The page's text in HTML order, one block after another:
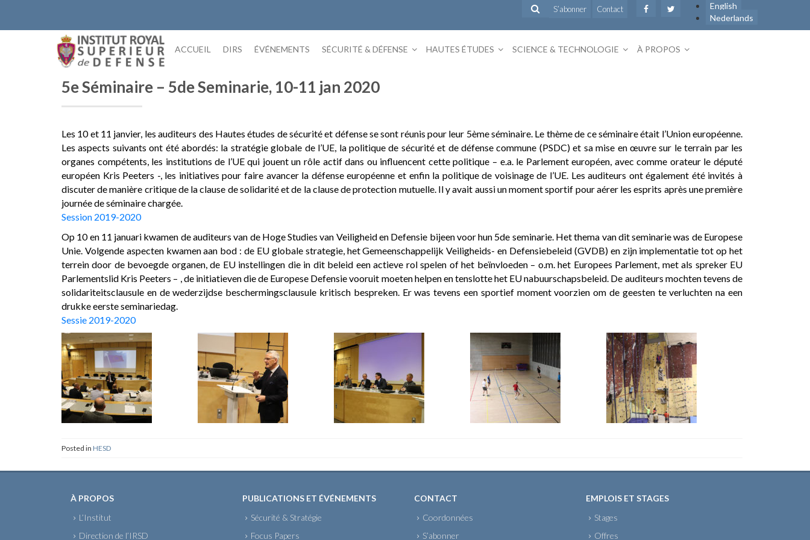
content
English
Nederlands
S’abonner Contact
ACCUEIL DIRS ÉVÉNEMENTS SÉCURITÉ & DÉFENSE HAUTES ÉTUDES SCIENCE & TECHNOLOGIE À PROPOS
5e Séminaire – 5de Seminarie, 10-11 jan 2020
Les 10 et 11 janvier, les auditeurs des Hautes études de sécurité et défense se sont réunis pour leur 5ème séminaire. Le thème de ce séminaire était l’Union européenne.
Les aspects suivants ont été abordés: la stratégie globale de l’UE, la politique de sécurité et de défense commune (PSDC) et sa mise en œuvre sur le terrain par les
organes compétents, les institutions de l’UE qui jouent un rôle actif dans ou influencent cette politique – e.a. le Parlement européen, avec comme orateur le député
européen Kris Peeters -, les initiatives pour faire avancer la défense européenne et enfin la politique de voisinage de l’UE. Les auditeurs ont également été invités à
discuter de manière critique de la clause de solidarité et de la clause de protection mutuelle. Il y avait aussi un moment sportif pour aérer les esprits après une première
journée de séminaire chargée.
Session 2019-2020
Op 10 en 11 januari kwamen de auditeurs van de Hoge Studies van Veiligheid en Defensie bijeen voor hun 5de seminarie. Het thema van dit seminarie was de Europese
Unie. Volgende aspecten kwamen aan bod : de EU globale strategie, het Gemeenschappelijk Veiligheids- en Defensiebeleid (GVDB) en zijn implementatie tot op het
terrein door de bevoegde organen, de EU instellingen die in dit beleid een actieve rol spelen of het beïnvloeden – o.m. het Europees Parlement, met als spreker EU
Parlementslid Kris Peeters – , de initiatieven die de Europese Defensie vooruit moeten helpen en tenslotte het EU nabuurschapsbeleid. De auditeurs mochten tevens de
solidariteitsclausule en de wederzijdse beschermingsclausule kritisch bespreken. Er was tevens een sportief moment voorzien om de geesten te verluchten na een
drukke eerste seminariedag.
Sessie 2019-2020
Posted in HESD
À PROPOS
L’Institut
Direction de l’IRSD
PUBLICATIONS ET ÉVÉNEMENTS
Sécurité & Stratégie
Focus Papers
CONTACT
Coordonnées
S’abonner
EMPLOIS ET STAGES
Stages
Offres